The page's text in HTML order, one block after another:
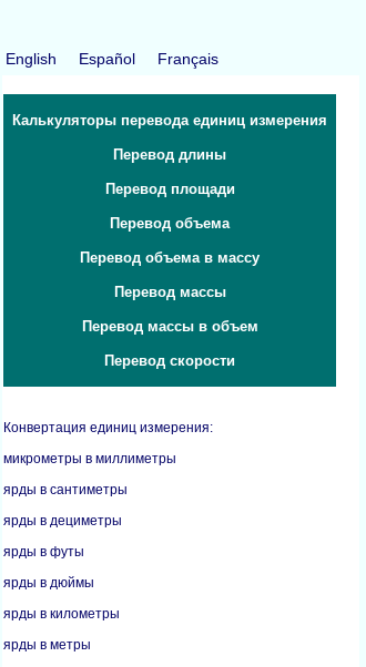
English Español Français
Калькуляторы перевода единиц измерения
Перевод длины
Перевод площади
Перевод объема
Перевод объема в массу
Перевод массы
Перевод массы в объем
Перевод скорости
Конвертация единиц измерения:
микрометры в миллиметры
ярды в сантиметры
ярды в дециметры
ярды в футы
ярды в дюймы
ярды в километры
ярды в метры